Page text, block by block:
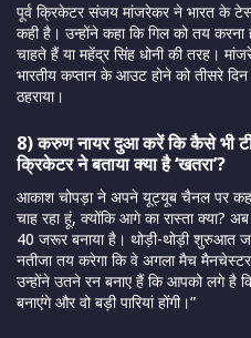
पूर्व क्रिकेटर संजय मांजरेकर ने भारत के
कही है। उन्होंने कहा कि गिल को तय करना
चाहते हैं या महेंद्र सिंह धोनी की तरह।
भारतीय कप्तान के आउट होने को तीसरे
ठहराया।
8) करुण नायर दुआ करें कि कैसे भी
क्रिकेटर ने बताया क्या है ‘खतरा’?
आकाश चोपड़ा ने अपने यूट्यूब चैनल पर
चाह रहा हूं, क्योंकि आगे का रास्ता क्या? अब
40 जरूर बनाया है। थोड़ी-थोड़ी शुरुआत
नतीजा तय करेगा कि वे अगला मैच
उन्होंने उतने रन बनाए हैं कि आपको लगे है
बनाएंगे और वो बड़ी पारियां होंगी।”